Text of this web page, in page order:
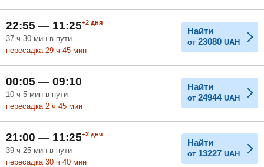
22:55 — 11:25+2 дня
37 ч 30 мин в пути
пересадка 29 ч 45 мин
Найти
от 23080 UAH
00:05 — 09:10
10 ч 5 мин в пути
пересадка 2 ч 45 мин
Найти
от 24944 UAH
21:00 — 11:25+2 дня
39 ч 25 мин в пути
пересадка 30 ч 40 мин
Найти
от 13227 UAH